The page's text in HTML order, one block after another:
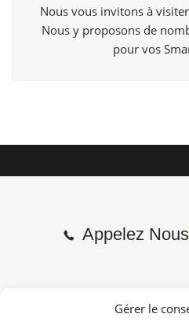
Gérer le
Nous vous invitons à
Nous y proposons de
pour vos
Appelez Nous
2 Cours de